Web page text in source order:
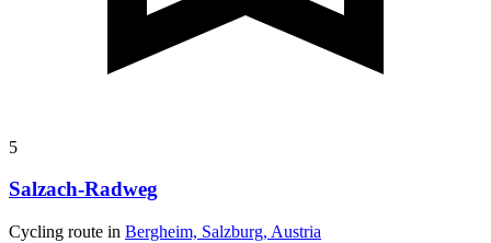
5
Salzach-Radweg
Cycling route in Bergheim, Salzburg, Austria